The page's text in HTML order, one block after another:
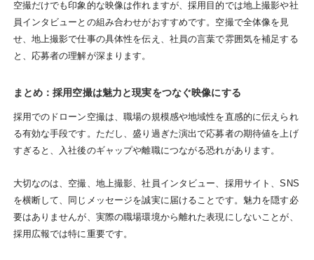
空撮だけでも印象的な映像は作れますが、採用目的では地上撮影や社
員インタビューとの組み合わせがおすすめです。空撮で全体像を見
せ、地上撮影で仕事の具体性を伝え、社員の言葉で雰囲気を補足する
と、応募者の理解が深まります。
まとめ：採用空撮は魅力と現実をつなぐ映像にする
採用でのドローン空撮は、職場の規模感や地域性を直感的に伝えられ
る有効な手段です。ただし、盛り過ぎた演出で応募者の期待値を上げ
すぎると、入社後のギャップや離職につながる恐れがあります。
大切なのは、空撮、地上撮影、社員インタビュー、採用サイト、SNS
を横断して、同じメッセージを誠実に届けることです。魅力を隠す必
要はありませんが、実際の職場環境から離れた表現にしないことが、
採用広報では特に重要です。